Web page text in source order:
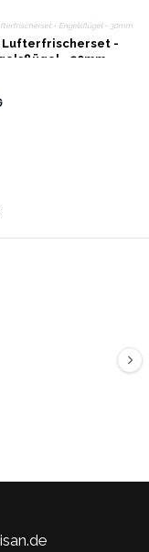
Lufterfrischerset -
- 30mm